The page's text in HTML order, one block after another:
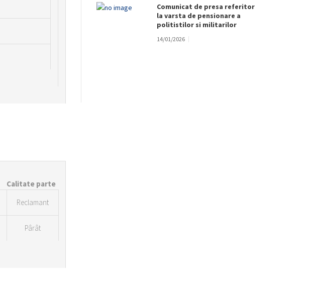
Calitate parte
Reclamant
Pârât
Comunicat de presa referitor
la varsta de pensionare a
politistilor si militarilor
14/01/2026